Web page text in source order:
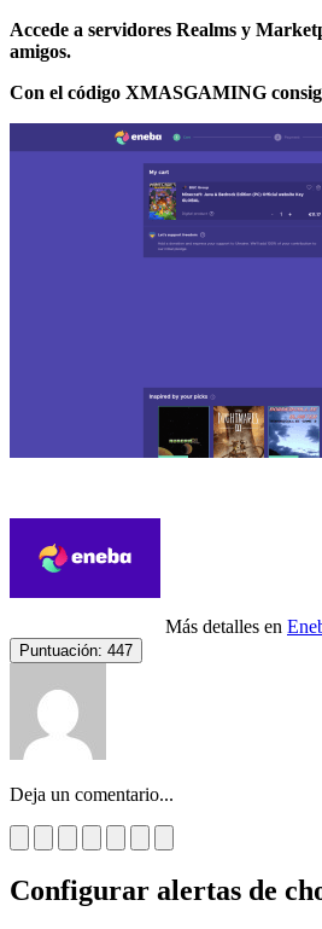
Accede a servidores Realms y
amigos.
Con el código XMASGAMING
Más detalles en
Puntuación: 447
Deja un comentario...
Configurar alertas de